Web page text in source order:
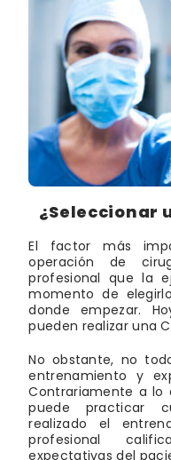
¿Seleccionar
El factor más
operación de
profesional que la
momento de
donde empezar.
pueden realizar una
No obstante, no
entrenamiento y
Contrariamente a lo
puede practicar
realizado el
profesional
expectativas del